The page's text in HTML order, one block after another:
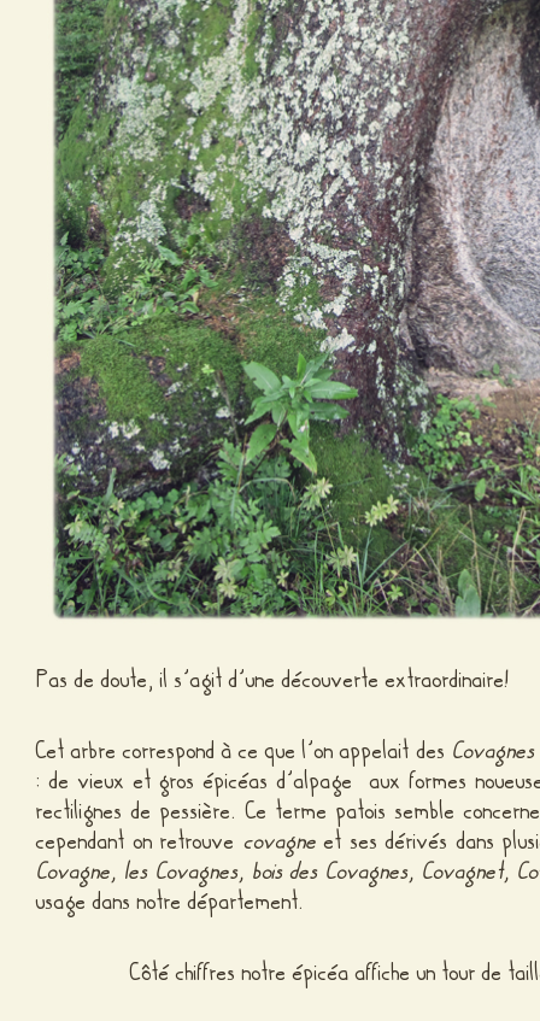
Pas de doute, il s’agit d’une découverte extraordinaire!
Cet arbre correspond à ce que l’on appelait des Covagnes
: de vieux et gros épicéas d’alpage aux formes
rectilignes de pessière. Ce terme patois semble
cependant on retrouve covagne et ses dérivés dans
Covagne, les Covagnes, bois des Covagnes, Covagnet,
usage dans notre département.
Côté chiffres notre épicéa affiche un tour de